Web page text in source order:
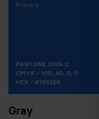
Primary
PANTONE 3005 C
CMYK - 100, 40, 0, 0
HEX - #1E6EE6
Gray